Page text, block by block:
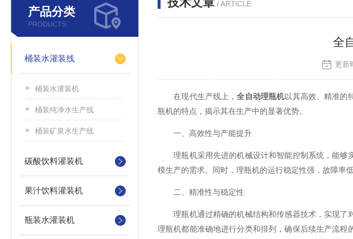
产品分类
PRODUCTS
桶装水灌装线
桶装水灌装机
桶装纯净水生产线
桶装矿泉水生产线
碳酸饮料灌装机
果汁饮料灌装机
瓶装水灌装机
/ ARTICLE
全
更新
在现代生产线上，全自动理瓶机以其高效、精准的
瓶机的特点，揭示其在生产中的显著优势。
一、高效性与产能提升
理瓶机采用先进的机械设计和智能控制系统，能够
模生产的需求。同时，理瓶机的运行稳定性强，故障率
二、精准性与稳定性
理瓶机通过精确的机械结构和传感器技术，实现了
理瓶机都能准确地进行分类和排列，确保后续生产流